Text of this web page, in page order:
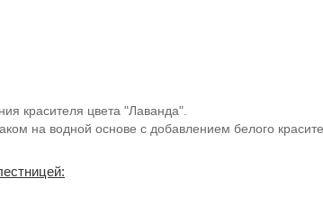
красителя цвета "Лаванда".
на водной основе с добавлением белого